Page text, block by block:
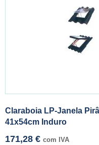
Claraboia LP-Janela
41x54cm Induro
171,28 € com IVA